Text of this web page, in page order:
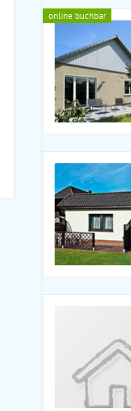
online buchbar